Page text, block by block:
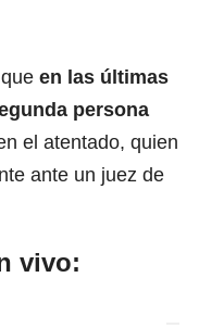
en las últimas
persona
el atentado, quien
ante un juez de
vivo: